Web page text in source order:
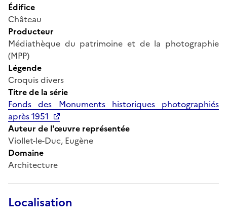
Édifice
Château
Producteur
Médiathèque du patrimoine et de la photographie
(MPP)
Légende
Croquis divers
Titre de la série
Fonds des Monuments historiques photographiés
après 1951
Auteur de l'œuvre représentée
Viollet-le-Duc, Eugène
Domaine
Architecture
Localisation